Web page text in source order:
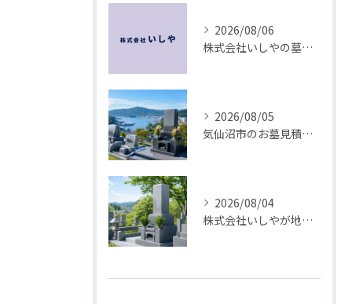
2026/08/06
株式会社いしやの墓石づくりは耐震と排水から
2026/08/05
気仙沼市のお墓見積は耐震工法とデザインから
2026/08/04
株式会社いしやが地域に根ざす耐震墓石づくり